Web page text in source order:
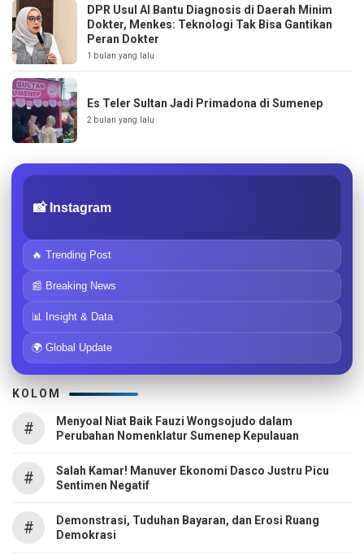
DPR Usul AI Bantu Diagnosis di Daerah Minim
Dokter, Menkes: Teknologi Tak Bisa Gantikan
Peran Dokter
1 bulan yang lalu
Es Teler Sultan Jadi Primadona di Sumenep
2 bulan yang lalu
📸 Instagram
🔥 Trending Post
📰 Breaking News
📊 Insight & Data
🌍 Global Update
KOLOM
#
Menyoal Niat Baik Fauzi Wongsojudo dalam
Perubahan Nomenklatur Sumenep Kepulauan
#
Salah Kamar! Manuver Ekonomi Dasco Justru Picu
Sentimen Negatif
#
Demonstrasi, Tuduhan Bayaran, dan Erosi Ruang
Demokrasi